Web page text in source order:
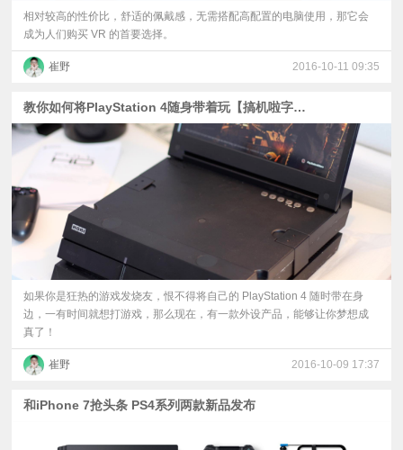
相对较高的性价比，舒适的佩戴感，无需搭配高配置的电脑使用，那它会
成为人们购买 VR 的首要选择。
崔野 2016-10-11 09:35
教你如何将PlayStation 4随身带着玩【搞机啦字幕组】
如果你是狂热的游戏发烧友，恨不得将自己的 PlayStation 4 随时带在身
边，一有时间就想打游戏，那么现在，有一款外设产品，能够让你梦想成
真了！
崔野 2016-10-09 17:37
和iPhone 7抢头条 PS4系列两款新品发布